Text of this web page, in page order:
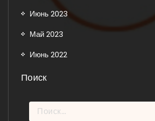
Июнь 2023
Май 2023
Июнь 2022
Поиск
Найти: